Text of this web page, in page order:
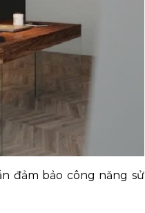
đảm bảo công năng sử